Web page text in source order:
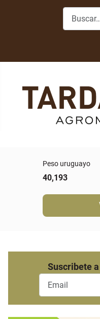
Buscar
Peso uruguayo
40,193
Suscribete